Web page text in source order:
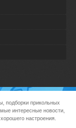
подборки прикольных
интересные новости,
настроения.